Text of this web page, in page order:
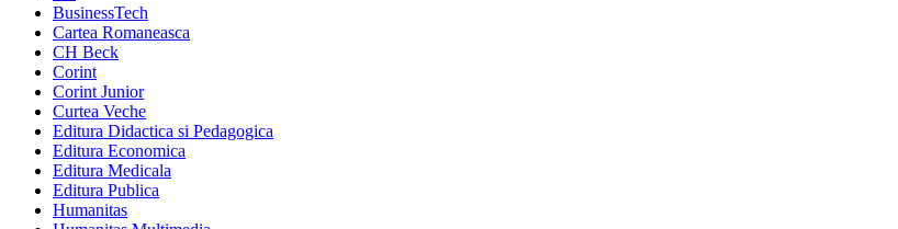
BusinessTech
Cartea Romaneasca
CH Beck
Corint
Corint Junior
Curtea Veche
Editura Didactica si Pedagogica
Editura Economica
Editura Medicala
Editura Publica
Humanitas